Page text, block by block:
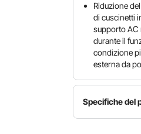
Riduzione
di cuscinetti
supporto AC
durante il
condizione
esterna da
Specifiche del